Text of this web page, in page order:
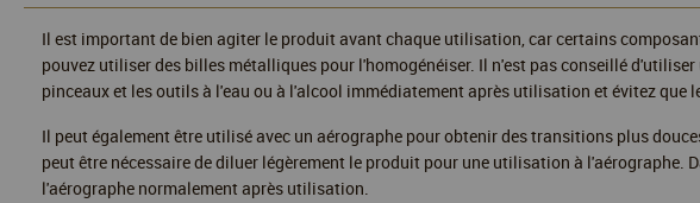
Il est important de bien agiter le produit avant chaque utilisation, car certains
pouvez utiliser des billes métalliques pour l'homogénéiser. Il n'est pas conseillé
pinceaux et les outils à l'eau ou à l'alcool immédiatement après utilisation et évitez que
Il peut également être utilisé avec un aérographe pour obtenir des transitions plus
peut être nécessaire de diluer légèrement le produit pour une utilisation à l'aérographe.
l'aérographe normalement après utilisation.